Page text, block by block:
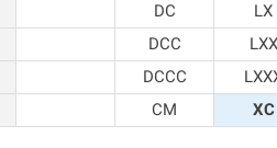
DC LX
DCC LXX
DCCC
CM XC